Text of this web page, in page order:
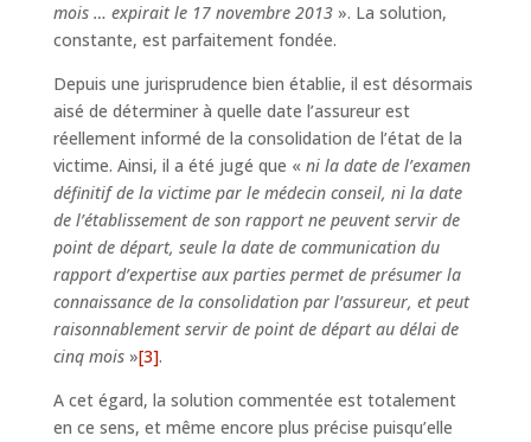
mois … expirait le 17 novembre 2013 ». La solution,
constante, est parfaitement fondée.
Depuis une jurisprudence bien établie, il est désormais
aisé de déterminer à quelle date l’assureur est
réellement informé de la consolidation de l’état de la
victime. Ainsi, il a été jugé que « ni la date de l’examen
définitif de la victime par le médecin conseil, ni la date
de l’établissement de son rapport ne peuvent servir de
point de départ, seule la date de communication du
rapport d’expertise aux parties permet de présumer la
connaissance de la consolidation par l’assureur, et peut
raisonnablement servir de point de départ au délai de
cinq mois »[3].
A cet égard, la solution commentée est totalement
en ce sens, et même encore plus précise puisqu’elle